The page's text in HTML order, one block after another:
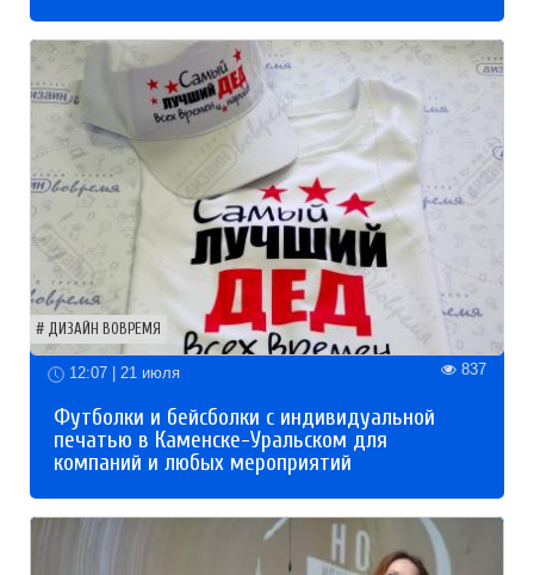
ДИЗАЙН ВОВРЕМЯ
12:07 | 21 июля 837
Футболки и бейсболки с индивидуальной
печатью в Каменске-Уральском для
компаний и любых мероприятий